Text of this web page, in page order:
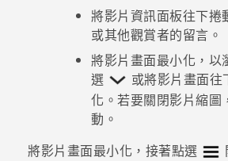
將影片資訊面板往下捲
或其他觀賞者的留言。
將影片畫面最小化，以
選
或將影片畫面
化。若要關閉影片縮圖
動。
將影片畫面最小化，接著點選